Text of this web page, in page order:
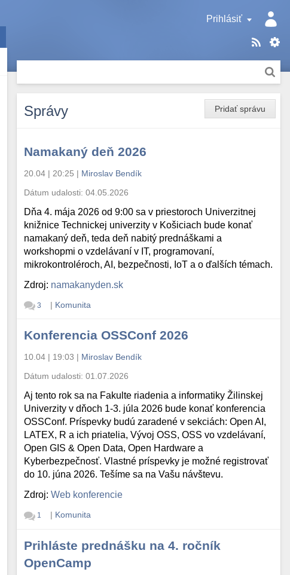
Prihlásiť
Pridať správu
Správy
Namakaný deň 2026
20.04 | 20:25 | Miroslav Bendík
Dátum udalosti:04.05.2026
Dňa 4. mája 2026 od 9:00 sa v priestoroch Univerzitnej
knižnice Technickej univerzity v Košiciach bude konať
namakaný deň, teda deň nabitý prednáškami a
workshopmi o vzdelávaní v IT, programovaní,
mikrokontroléroch, AI, bezpečnosti, IoT a o ďalších témach.
Zdroj: namakanyden.sk
3 | Komunita
Konferencia OSSConf 2026
10.04 | 19:03 | Miroslav Bendík
Dátum udalosti:01.07.2026
Aj tento rok sa na Fakulte riadenia a informatiky Žilinskej
Univerzity v dňoch 1-3. júla 2026 bude konať konferencia
OSSConf. Príspevky budú zaradené v sekciách: Open AI,
LATEX, R a ich priatelia, Vývoj OSS, OSS vo vzdelávaní,
Open GIS & Open Data, Open Hardware a
Kyberbezpečnosť. Vlastné príspevky je možné registrovať
do 10. júna 2026. Tešíme sa na Vašu návštevu.
Zdroj:Web konferencie
1 | Komunita
Prihláste prednášku na 4. ročník
OpenCamp